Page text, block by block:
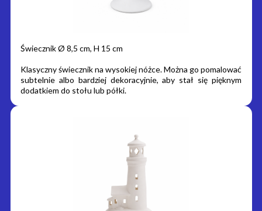
Świecznik Ø 8,5 cm, H 15 cm
Klasyczny świecznik na wysokiej nóżce. Można go pomalować
subtelnie albo bardziej dekoracyjnie, aby stał się pięknym
dodatkiem do stołu lub półki.